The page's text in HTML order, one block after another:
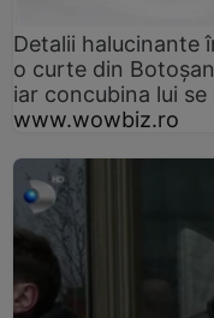
Detalii halucinante
o curte din
iar concubina lui
www.wowbiz.ro